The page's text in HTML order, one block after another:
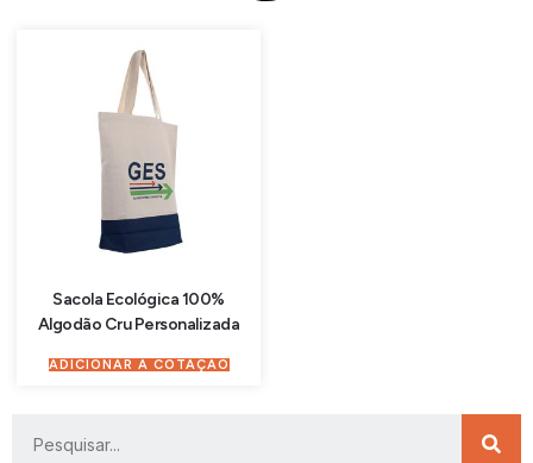
Sacola Ecológica 100%
Algodão Cru Personalizada
ADICIONAR À COTAÇÃO